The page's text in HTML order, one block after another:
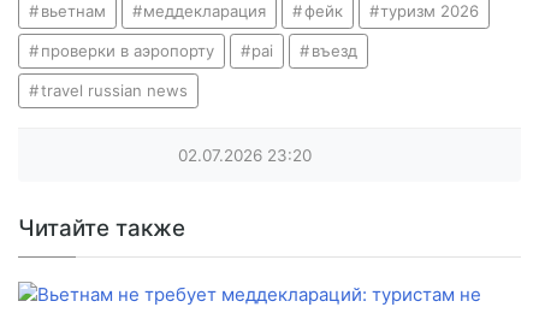
вьетнам меддекларация фейк туризм 2026
проверки в аэропорту pai въезд
travel russian news
02.07.2026 23:20
Читайте также